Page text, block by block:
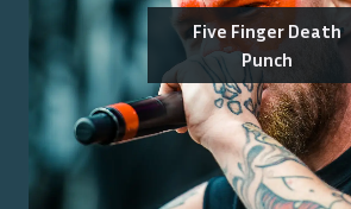
Five Finger Death
Punch